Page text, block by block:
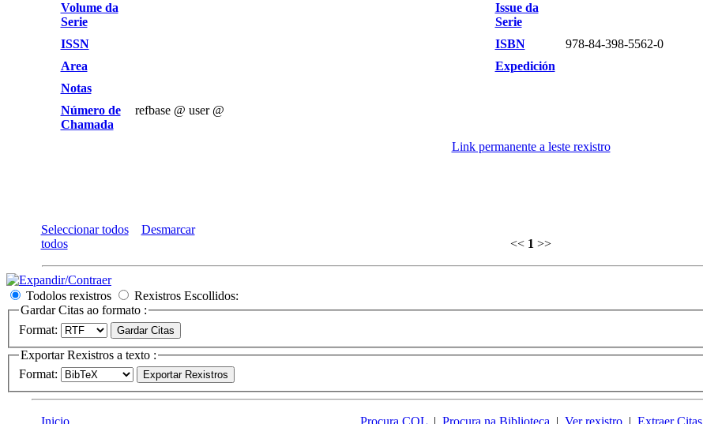
Volume da
Serie
Issue da
Serie
ISSN ISBN 978-84-398-5562-0
Area
Expedición
Notas
Número de
Chamada
refbase @ user @
Link permanente a leste rexistro
Seleccionar todos
Desmarcar
todos
<< 1 >>
Todolos rexistros
Rexistros Escollidos:
Gardar Citas ao formato :
Format:
Exportar Rexistros a texto :
Format: